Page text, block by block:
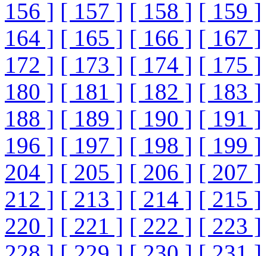
156 ] [ 157 ] [ 158 ] [ 159 ]
164 ] [ 165 ] [ 166 ] [ 167 ]
172 ] [ 173 ] [ 174 ] [ 175 ]
180 ] [ 181 ] [ 182 ] [ 183 ]
188 ] [ 189 ] [ 190 ] [ 191 ]
196 ] [ 197 ] [ 198 ] [ 199 ]
204 ] [ 205 ] [ 206 ] [ 207 ]
212 ] [ 213 ] [ 214 ] [ 215 ]
220 ] [ 221 ] [ 222 ] [ 223 ]